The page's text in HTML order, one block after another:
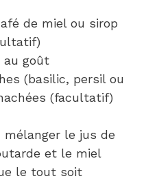
de miel ou sirop
au goût
(basilic, persil ou
(facultatif)
mélanger le jus de
et le miel
le tout soit